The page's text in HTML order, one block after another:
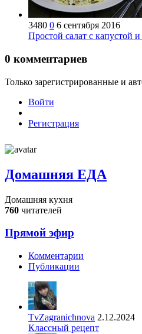
3480 0 6 сентября 2016
Простой салат с капустой
0 комментариев
Только зарегистрированные и
Войти
Регистрация
Домашняя ЕДА
Домашняя кухня
760 читателей
Прямой эфир
Комментарии
Публикации
TvZagranichnova 2.12.2024
Классный рецепт